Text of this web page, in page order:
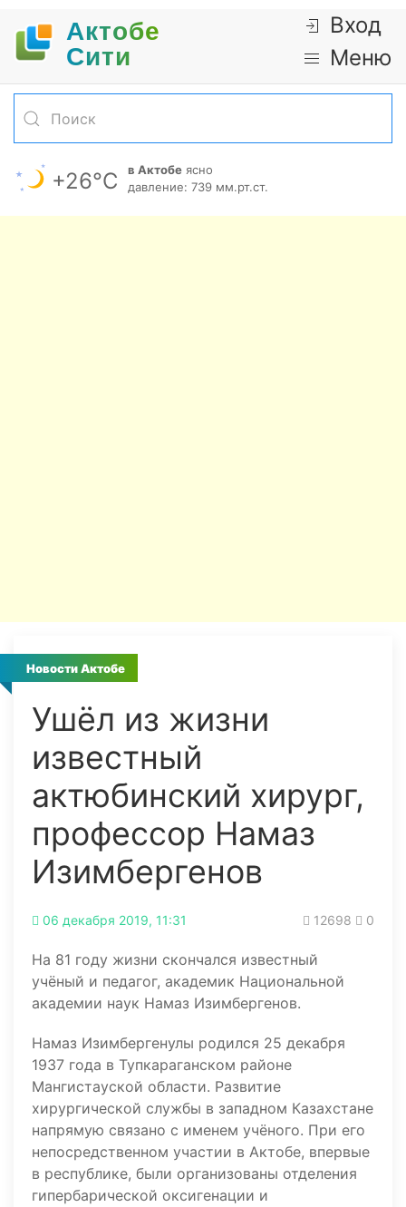
Актобе
Cити
Вход
Меню
+26°С в Актобе ясно
давление: 739 мм.рт.ст.
Новости Актобе
Ушёл из жизни
известный
актюбинский хирург,
профессор Намаз
Изимбергенов
06 декабря 2019, 11:31 12698 0
На 81 году жизни скончался известный
учёный и педагог, академик Национальной
академии наук Намаз Изимбергенов.
Намаз Изимбергенулы родился 25 декабря
1937 года в Тупкараганском районе
Мангистауской области. Развитие
хирургической службы в западном Казахстане
напрямую связано с именем учёного. При его
непосредственном участии в Актобе, впервые
в республике, были организованы отделения
гипербарической оксигенации и